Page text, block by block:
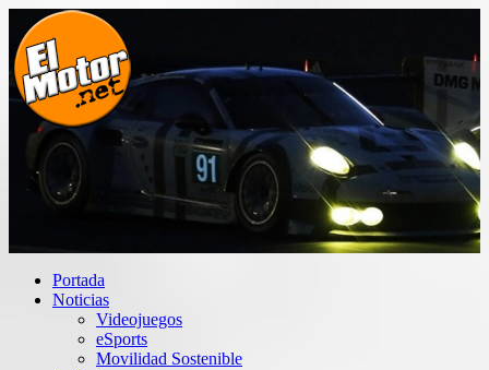
Saltar
contenido
El Motor punto Net
Información sobre novedades y pruebas de Automóviles
Portada
Noticias
Videojuegos
eSports
Movilidad Sostenible